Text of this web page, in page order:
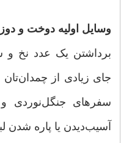
وسایل اولیه دوخت و دوز
برداشتن یک عدد نخ
جای زیادی از
سفرهای جنگل‌نوردی و
آسیب‌دیدن یا پاره شدن